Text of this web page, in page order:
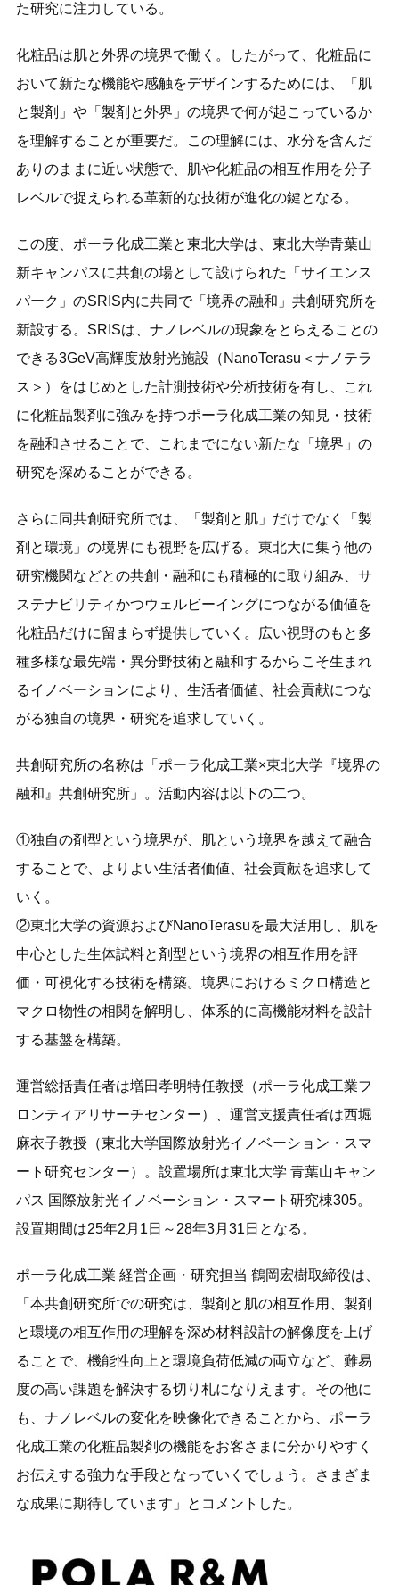
た研究に注力している。
化粧品は肌と外界の境界で働く。したがって、化粧品に
おいて新たな機能や感触をデザインするためには、「肌
と製剤」や「製剤と外界」の境界で何が起こっているか
を理解することが重要だ。この理解には、水分を含んだ
ありのままに近い状態で、肌や化粧品の相互作用を分子
レベルで捉えられる革新的な技術が進化の鍵となる。
この度、ポーラ化成工業と東北大学は、東北大学青葉山
新キャンパスに共創の場として設けられた「サイエンス
パーク」のSRIS内に共同で「境界の融和」共創研究所を
新設する。SRISは、ナノレベルの現象をとらえることの
できる3GeV高輝度放射光施設（NanoTerasu＜ナノテラ
ス＞）をはじめとした計測技術や分析技術を有し、これ
に化粧品製剤に強みを持つポーラ化成工業の知見・技術
を融和させることで、これまでにない新たな「境界」の
研究を深めることができる。
さらに同共創研究所では、「製剤と肌」だけでなく「製
剤と環境」の境界にも視野を広げる。東北大に集う他の
研究機関などとの共創・融和にも積極的に取り組み、サ
ステナビリティかつウェルビーイングにつながる価値を
化粧品だけに留まらず提供していく。広い視野のもと多
種多様な最先端・異分野技術と融和するからこそ生まれ
るイノベーションにより、生活者価値、社会貢献につな
がる独自の境界・研究を追求していく。
共創研究所の名称は「ポーラ化成工業×東北大学『境界の
融和』共創研究所」。活動内容は以下の二つ。
①独自の剤型という境界が、肌という境界を越えて融合
することで、よりよい生活者価値、社会貢献を追求して
いく。
②東北大学の資源およびNanoTerasuを最大活用し、肌を
中心とした生体試料と剤型という境界の相互作用を評
価・可視化する技術を構築。境界におけるミクロ構造と
マクロ物性の相関を解明し、体系的に高機能材料を設計
する基盤を構築。
運営総括責任者は増田孝明特任教授（ポーラ化成工業フ
ロンティアリサーチセンター）、運営支援責任者は西堀
麻衣子教授（東北大学国際放射光イノベーション・スマ
ート研究センター）。設置場所は東北大学 青葉山キャン
パス 国際放射光イノベーション・スマート研究棟305。
設置期間は25年2月1日～28年3月31日となる。
ポーラ化成工業 経営企画・研究担当 鶴岡宏樹取締役は、
「本共創研究所での研究は、製剤と肌の相互作用、製剤
と環境の相互作用の理解を深め材料設計の解像度を上げ
ることで、機能性向上と環境負荷低減の両立など、難易
度の高い課題を解決する切り札になりえます。その他に
も、ナノレベルの変化を映像化できることから、ポーラ
化成工業の化粧品製剤の機能をお客さまに分かりやすく
お伝えする強力な手段となっていくでしょう。さまざま
な成果に期待しています」とコメントした。